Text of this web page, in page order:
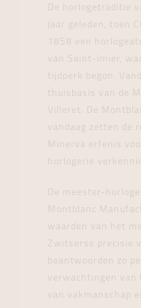
De horlogetraditie
jaar geleden, toen
1858 een
van Saint-Imier,
tijdperk begon.
thuisbasis van de
Villeret. De
vandaag zetten de
Minerva erfenis
horlogerie
De meester-
Montblanc
waarden van het
Zwitserse precisie
beantwoorden zo
verwachtingen van
van vakmanschap